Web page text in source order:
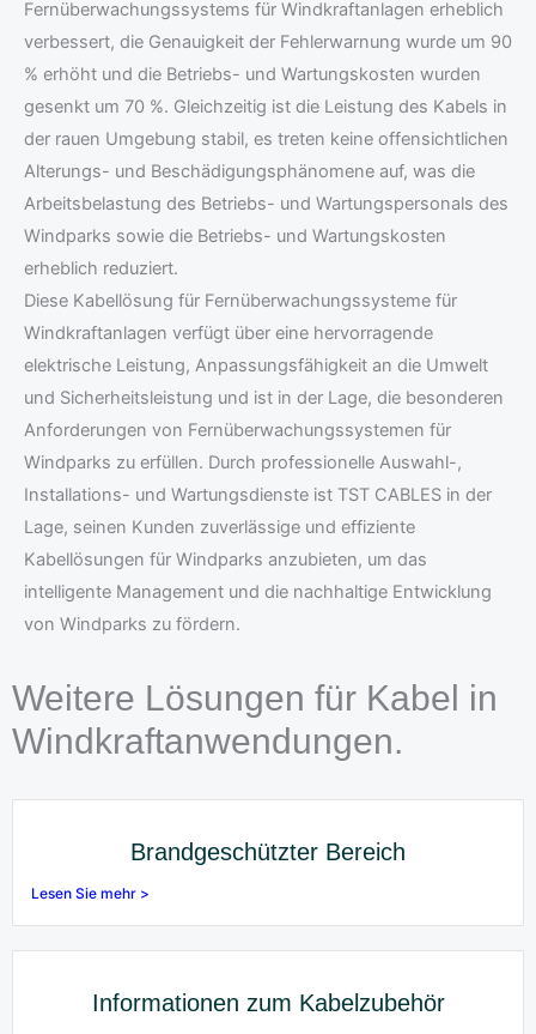
Fernüberwachungssystems für Windkraftanlagen erheblich
verbessert, die Genauigkeit der Fehlerwarnung wurde um 90
% erhöht und die Betriebs- und Wartungskosten wurden
gesenkt um 70 %. Gleichzeitig ist die Leistung des Kabels in
der rauen Umgebung stabil, es treten keine offensichtlichen
Alterungs- und Beschädigungsphänomene auf, was die
Arbeitsbelastung des Betriebs- und Wartungspersonals des
Windparks sowie die Betriebs- und Wartungskosten
erheblich reduziert.
Diese Kabellösung für Fernüberwachungssysteme für
Windkraftanlagen verfügt über eine hervorragende
elektrische Leistung, Anpassungsfähigkeit an die Umwelt
und Sicherheitsleistung und ist in der Lage, die besonderen
Anforderungen von Fernüberwachungssystemen für
Windparks zu erfüllen. Durch professionelle Auswahl-,
Installations- und Wartungsdienste ist TST CABLES in der
Lage, seinen Kunden zuverlässige und effiziente
Kabellösungen für Windparks anzubieten, um das
intelligente Management und die nachhaltige Entwicklung
von Windparks zu fördern.
Weitere Lösungen für Kabel in
Windkraftanwendungen.
Brandgeschützter Bereich
Lesen Sie mehr >
Informationen zum Kabelzubehör